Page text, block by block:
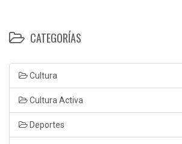
CATEGORÍAS
Cultura
Cultura Activa
Deportes